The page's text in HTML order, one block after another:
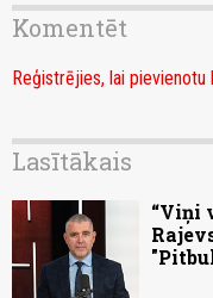
Komentēt
Reģistrējies, lai
Lasītākais
“Viņi